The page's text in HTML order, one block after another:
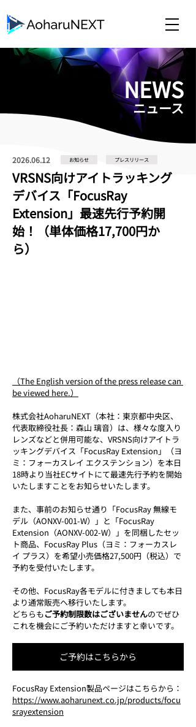
​NEWS
​ニュース
お知らせ プレスリリース
2026.06.12
VRSNS向けアイトラッキング
デバイス「FocusRay
Extension」最速先行予約開
始！（単体価格17,700円か
ら）
（The English version of the press release can
be viewed here.）
株式会社AoharuNEXT（本社：東京都中央区、
代表取締役社長：森山 璃音）は、様々な度入り
レンズなどと併用可能な、VRSNS向けアイトラ
ッキングデバイス「FocusRay Extension」（ヨ
ミ：フォーカスレイ エクステンション）を本日
18時より当社ECサイトにて最速先行予約を開始
いたしますことをお知らせいたします。
また、事前のお知らせ通り「FocusRay 無線モ
デル（AONXV-001-W）」と「FocusRay
Extension（AONXV-002-W）」を同梱したセッ
ト商品、FocusRay Plus（ヨミ：フォーカスレ
イ プラス）を希望小売価格27,500円（税込）で
予約を受付いたします。
その他、FocusRay各モデルに付きましても本日
より通常販売へ移行いたします。
どちらもご予約制限数はございませんのでぜひ
これを機会にご予約いただけますと幸いです。
ご予約はこちらから
FocusRay Extension製品ページはこちらから：
https://www.aoharunext.co.jp/products/focu
srayextension